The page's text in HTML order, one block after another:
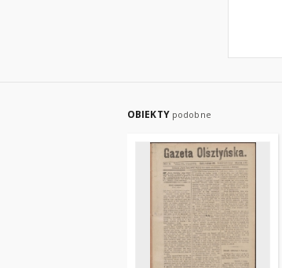
OBIEKTY podobne